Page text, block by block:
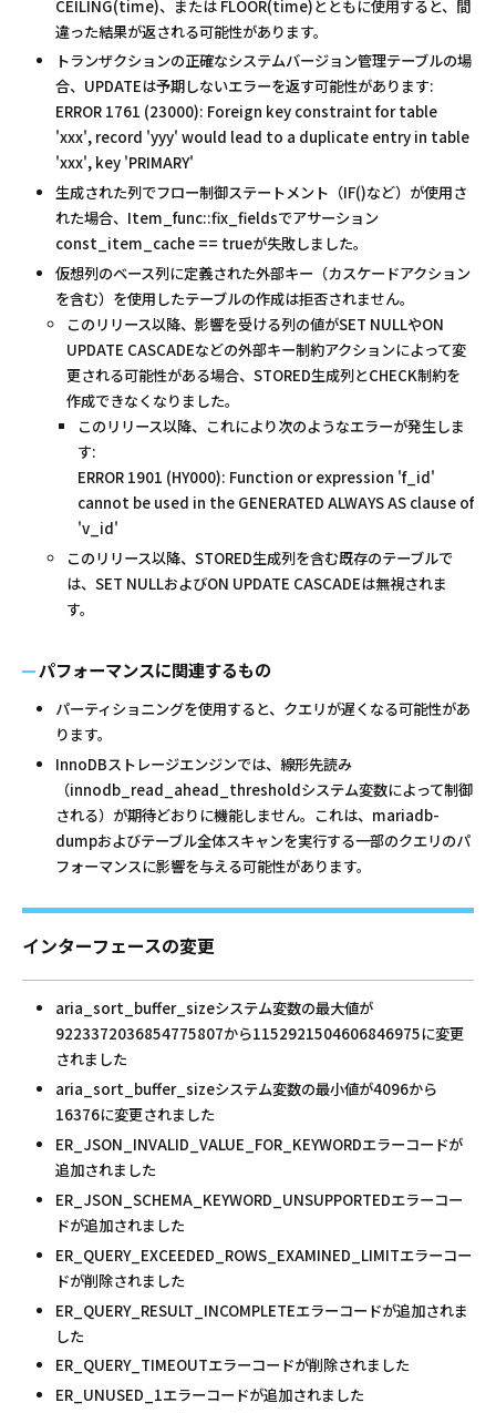
CEILING(time)、または FLOOR(time)とともに使用すると、間
違った結果が返される可能性があります。
トランザクションの正確なシステムバージョン管理テーブルの場
合、UPDATEは予期しないエラーを返す可能性があります:
ERROR 1761 (23000): Foreign key constraint for table
'xxx', record 'yyy' would lead to a duplicate entry in table
'xxx', key 'PRIMARY'
生成された列でフロー制御ステートメント（IF()など）が使用さ
れた場合、Item_func::fix_fieldsでアサーション
const_item_cache == trueが失敗しました。
仮想列のベース列に定義された外部キー（カスケードアクション
を含む）を使用したテーブルの作成は拒否されません。
このリリース以降、影響を受ける列の値がSET NULLやON
UPDATE CASCADEなどの外部キー制約アクションによって変
更される可能性がある場合、STORED生成列とCHECK制約を
作成できなくなりました。
このリリース以降、これにより次のようなエラーが発生しま
す:
ERROR 1901 (HY000): Function or expression 'f_id'
cannot be used in the GENERATED ALWAYS AS clause of
'v_id'
このリリース以降、STORED生成列を含む既存のテーブルで
は、SET NULLおよびON UPDATE CASCADEは無視されま
す。
パフォーマンスに関連するもの
パーティショニングを使用すると、クエリが遅くなる可能性があ
ります。
InnoDBストレージエンジンでは、線形先読み
（innodb_read_ahead_thresholdシステム変数によって制御
される）が期待どおりに機能しません。これは、mariadb-
dumpおよびテーブル全体スキャンを実行する一部のクエリのパ
フォーマンスに影響を与える可能性があります。
インターフェースの変更
aria_sort_buffer_sizeシステム変数の最大値が
9223372036854775807から1152921504606846975に変更
されました
aria_sort_buffer_sizeシステム変数の最小値が4096から
16376に変更されました
ER_JSON_INVALID_VALUE_FOR_KEYWORDエラーコードが
追加されました
ER_JSON_SCHEMA_KEYWORD_UNSUPPORTEDエラーコー
ドが追加されました
ER_QUERY_EXCEEDED_ROWS_EXAMINED_LIMITエラーコー
ドが削除されました
ER_QUERY_RESULT_INCOMPLETEエラーコードが追加されま
した
ER_QUERY_TIMEOUTエラーコードが削除されました
ER_UNUSED_1エラーコードが追加されました